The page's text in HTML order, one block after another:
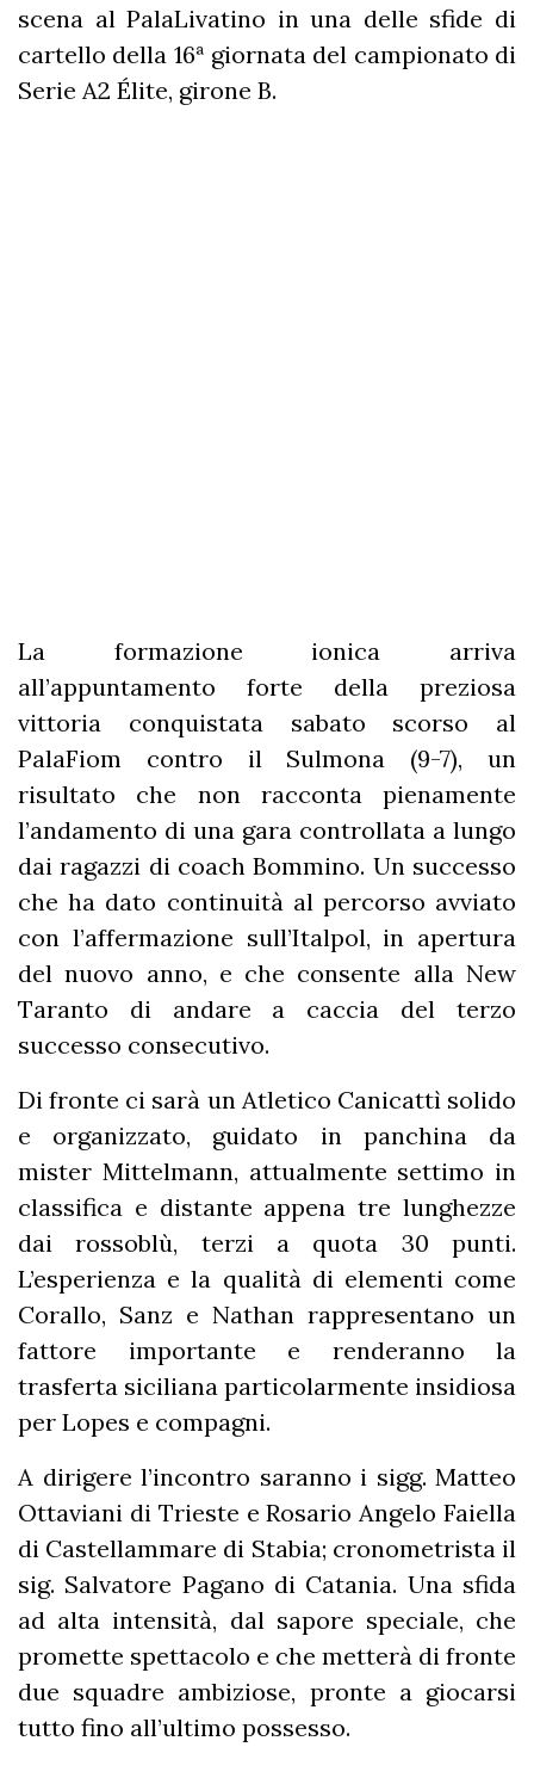
scena al PalaLivatino in una delle sfide di
cartello della 16ª giornata del campionato di
Serie A2 Élite, girone B.
La formazione ionica arriva
all’appuntamento forte della preziosa
vittoria conquistata sabato scorso al
PalaFiom contro il Sulmona (9-7), un
risultato che non racconta pienamente
l’andamento di una gara controllata a lungo
dai ragazzi di coach Bommino. Un successo
che ha dato continuità al percorso avviato
con l’affermazione sull’Italpol, in apertura
del nuovo anno, e che consente alla New
Taranto di andare a caccia del terzo
successo consecutivo.
Di fronte ci sarà un Atletico Canicattì solido
e organizzato, guidato in panchina da
mister Mittelmann, attualmente settimo in
classifica e distante appena tre lunghezze
dai rossoblù, terzi a quota 30 punti.
L’esperienza e la qualità di elementi come
Corallo, Sanz e Nathan rappresentano un
fattore importante e renderanno la
trasferta siciliana particolarmente insidiosa
per Lopes e compagni.
A dirigere l’incontro saranno i sigg. Matteo
Ottaviani di Trieste e Rosario Angelo Faiella
di Castellammare di Stabia; cronometrista il
sig. Salvatore Pagano di Catania. Una sfida
ad alta intensità, dal sapore speciale, che
promette spettacolo e che metterà di fronte
due squadre ambiziose, pronte a giocarsi
tutto fino all’ultimo possesso.